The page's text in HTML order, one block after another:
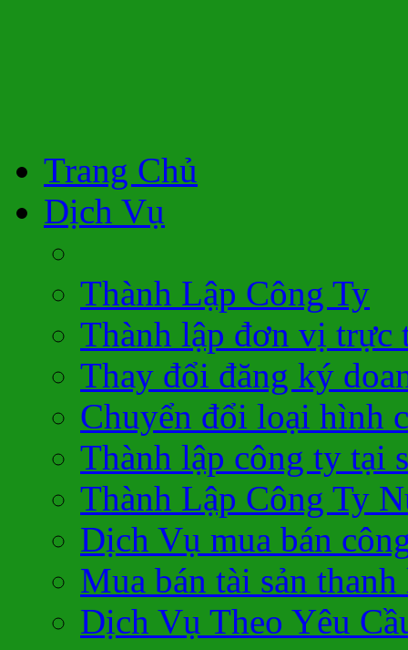
Trang Chủ
Dịch Vụ
Thành Lập Công Ty
Thành lập đơn vị trực
Thay đổi đăng ký
Chuyển đổi loại hình
Thành lập công ty tại
Thành Lập Công Ty
Dịch Vụ mua bán
Mua bán tài sản
Dịch Vụ Theo Yêu